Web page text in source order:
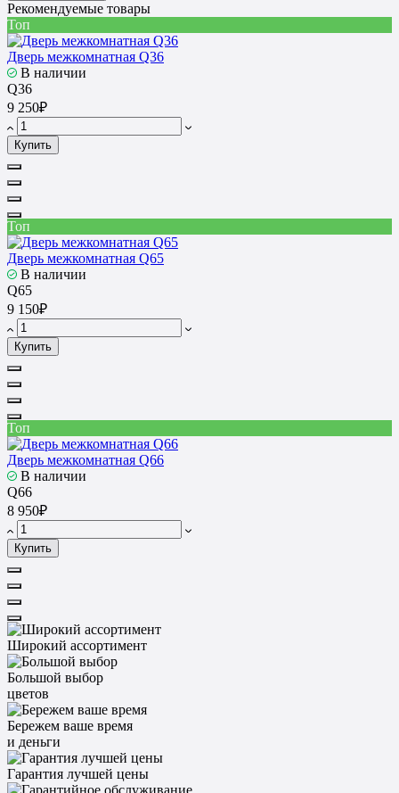
Рекомендуемые товары
Топ
Дверь межкомнатная Q36
В наличии
Q36
9 250₽
Купить
Топ
Дверь межкомнатная Q65
В наличии
Q65
9 150₽
Купить
Топ
Дверь межкомнатная Q66
В наличии
Q66
8 950₽
Купить
Широкий ассортимент
Большой выбор
цветов
Бережем ваше время
и деньги
Гарантия лучшей цены